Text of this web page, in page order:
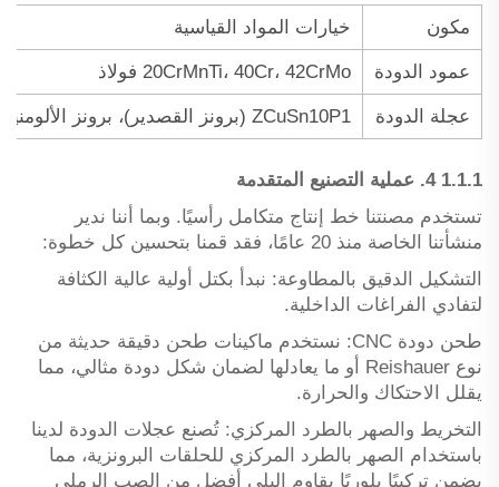
مكون خيارات المواد القياسية
عمود الدودة 20CrMnTi، 40Cr، 42CrMo فولاذ
عجلة الدودة ZCuSn10P1 (برونز القصدير)، برونز الألومنيوم، النايلون
1.1.1 4. عملية التصنيع المتقدمة
تستخدم مصنتنا خط إنتاج متكامل رأسيًا. وبما أننا ندير
منشأتنا الخاصة منذ 20 عامًا، فقد قمنا بتحسين كل خطوة:
التشكيل الدقيق بالمطاوعة: نبدأ بكتل أولية عالية الكثافة
لتفادي الفراغات الداخلية.
طحن دودة CNC: نستخدم ماكينات طحن دقيقة حديثة من
نوع Reishauer أو ما يعادلها لضمان شكل دودة مثالي، مما
يقلل الاحتكاك والحرارة.
التخريط والصهر بالطرد المركزي: تُصنع عجلات الدودة لدينا
باستخدام الصهر بالطرد المركزي للحلقات البرونزية، مما
يضمن تركيبًا بلوريًا يقاوم البلى أفضل من الصب الرملي